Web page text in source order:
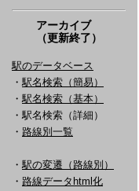
アーカイブ
（更新終了）
駅のデータベース
・ 駅名検索（簡易）
・ 駅名検索（基本）
・駅名検索（詳細）
・ 路線別一覧
・ 駅の変遷（路線別）
・ 路線データhtml化